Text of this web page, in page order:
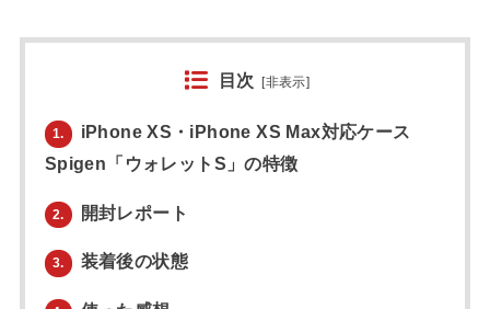
目次 [非表示]
1.
iPhone XS・iPhone XS Max対応ケース
Spigen「ウォレットS」の特徴
2. 開封レポート
3. 装着後の状態